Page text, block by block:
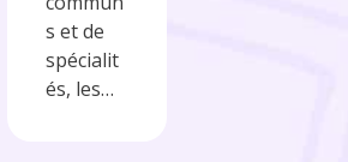
s et de
spécialit
és, les…